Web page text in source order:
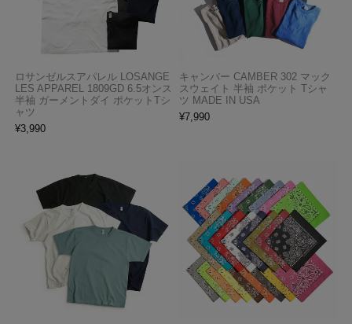
ロサンゼルスアパレル LOSANGE
LES APPAREL 1809GD 6.5オンス
半袖 ガーメントダイ ポケットTシ
ャツ
¥3,990
キャンバー CAMBER 302 マック
スウェイト 半袖 ポケット Tシャ
ツ MADE IN USA
¥7,990